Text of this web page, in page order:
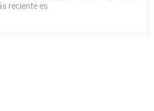
reciente es